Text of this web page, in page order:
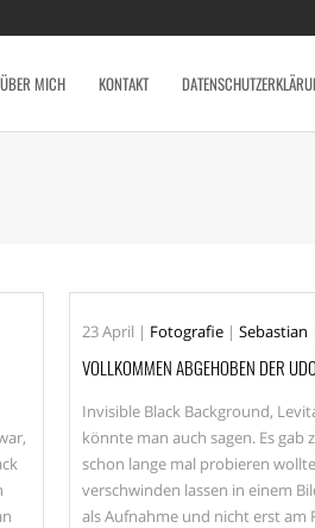
ÜBER MICH KONTAKT
23April | Fotografie | Sebastian
VOLLKOMMEN ABGEHOBEN DER UDO
Invisible Black Background,
könnte man auch sagen. Es gab
schon lange mal probieren
verschwinden lassen in einem
als Aufnahme und nicht erst am